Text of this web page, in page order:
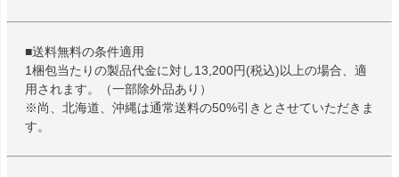
■送料無料の条件適用
1梱包当たりの製品代金に対し13,200円(税込)以上の場合、適
用されます。（一部除外品あり）
※尚、北海道、沖縄は通常送料の50%引きとさせていただきま
す。